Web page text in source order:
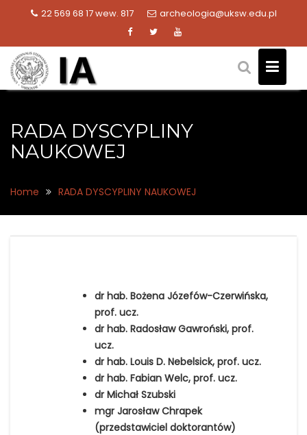
22 569 68 17 wew. 817 archeologia@uksw.edu.pl
RADA DYSCYPLINY
NAUKOWEJ
Home RADA DYSCYPLINY NAUKOWEJ
dr hab. Bożena Józefów-Czerwińska,
prof. ucz.
dr hab. Radosław Gawroński, prof.
ucz.
dr hab. Louis D. Nebelsick, prof. ucz.
dr hab. Fabian Welc, prof. ucz.
dr Michał Szubski
mgr Jarosław Chrapek
(przedstawiciel doktorantów)